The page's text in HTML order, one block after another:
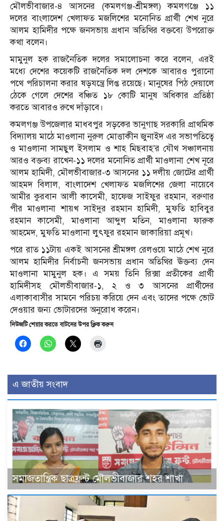
মৌলভীবাজার-৪ আসনের (কমলগঞ্জ-শ্রীমঙ্গল) কমলগঞ্জে ১১
দলের বাংলাদেশ খেলাফত মজলিশের মনোনিত প্রার্থী শেখ নুরে
আলম হামিদীর পক্ষে জনসভায় প্রধান অতিথির বক্তব্যে উপরোক্ত
কথা বলেন।
মামুনুল হক রাজনৈতিক দলের সমালোচনা করে বলেন, এরই
মধ্যে দেশের কয়েকটি রাজনৈতিক দল দেশকে আবারও পুরানো
পথে পরিচালনা করার ষড়যন্ত্রে লিপ্ত রয়েছে। মানুষের পিঠ দেয়ালে
ঠেকে গেলে দেশের বঞ্চিত ১৮ কোটি মানুষ অধিকার প্রতিষ্ঠা
করতে আবারও রুখে দাঁড়াবে।
কমলগঞ্জ উপজেলার মাধবপুর সড়কের ভানুগাছ সরকারি প্রাথমিক
বিদ্যালয় মাঠে মাওলানা নুরুল মোত্তাকীন জুনাইদ এর সভাপতিত্বে
ও মাওলানা সামছুল ইসলাম ও শাহ মিছবাহ’র যৌথ সঞ্চালনায়
আরও বক্তব্য রাখেন-১১ দলের মনোনিত প্রার্থী মাওলানা শেখ নূরে
আলম হামিদী, মৌলভীবাজার-৩ আসনের ১১ দলীয় জোটের প্রার্থী
আহমদ বিলাল, বাংলাদেশ খেলাফত মজলিশের জেলা নায়েবে
আমীর কুরবান আলী কাসেমী, হাফেজ সাইফুর রহমান, বরুণার
পীর মাওলানা শায়খ সাইদুর রহমান হামিদী, মুফতি হাবিবুর
রহমান কাসেমী, মাওলানা আব্দুল মতিন, মাওলানা ফারুক
আহমেদ, মুফতি মাওলানা লুৎফুর রহমান জাকারিয়া প্রমূখ।
পরে রাত ১১টায় একই আসনের শ্রীমঙ্গল রেলওয়ে মাঠে শেখ নুরে
আলম হামিদীর নির্বাচনী জনসভায় প্রধান অতিথির ঊক্তব্য দেন
মাওলানা মামুনুল হক। এ সময় তিনি রিক্সা প্রতীকের প্রার্থী
হামিদীসহ মৌলভীবাজার-১, ২ ও ৩ আসনের প্রার্থীদের
এলাকাবাসীর সামনে পরিচয় করিয়ে দেন এবং তাদের পক্ষে ভোট
দেওয়ার জন্য ভোটারদের অনুরোধ করেন।
নিউজটি শেয়ার করতে বাটনের উপর ক্লিক করুন
এ জাতীয় সংবাদ
সমাজতান্ত্রিক ছাত্রফ্রন্ট মৌলভীবাজার শহর শাখা